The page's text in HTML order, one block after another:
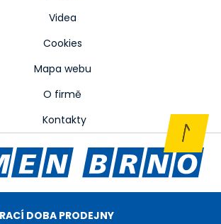
Videa
Cookies
Mapa webu
O firmě
Kontakty
DOBA PRODEJNY